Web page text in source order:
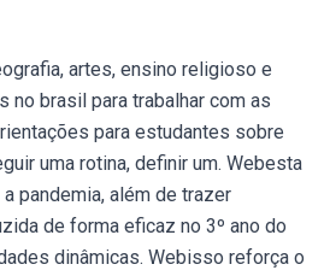
artes, ensino religioso e
no brasil para trabalhar com as
para estudantes sobre
uma rotina, definir um. Webesta
pandemia, além de trazer
de forma eficaz no 3º ano do
dinâmicas. Webisso reforça o